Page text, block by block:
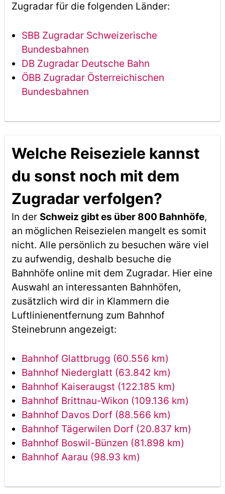
Zugradar für die folgenden Länder:
SBB Zugradar Schweizerische
Bundesbahnen
DB Zugradar Deutsche Bahn
ÖBB Zugradar Österreichischen
Bundesbahnen
Welche Reiseziele kannst
du sonst noch mit dem
Zugradar verfolgen?
In der Schweiz gibt es über 800 Bahnhöfe,
an möglichen Reisezielen mangelt es somit
nicht. Alle persönlich zu besuchen wäre viel
zu aufwendig, deshalb besuche die
Bahnhöfe online mit dem Zugradar. Hier eine
Auswahl an interessanten Bahnhöfen,
zusätzlich wird dir in Klammern die
Luftlinienentfernung zum Bahnhof
Steinebrunn angezeigt:
Bahnhof Glattbrugg (60.556 km)
Bahnhof Niederglatt (63.842 km)
Bahnhof Kaiseraugst (122.185 km)
Bahnhof Brittnau-Wikon (109.136 km)
Bahnhof Davos Dorf (88.566 km)
Bahnhof Tägerwilen Dorf (20.837 km)
Bahnhof Boswil-Bünzen (81.898 km)
Bahnhof Aarau (98.93 km)